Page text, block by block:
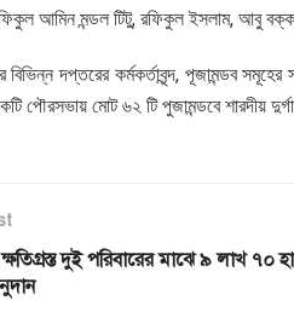
আমিন মন্ডল টিটু, রফিকুল ইসলাম, আবু
দপ্তরের কর্মকর্তাবৃন্দ, পূজামন্ডব
পৌরসভায় মোট ৬২ টি পুজামন্ডবে শারদীয়
ক্ষতিগ্রস্ত দুই পরিবারের মাঝে ৯ লাখ ৭০